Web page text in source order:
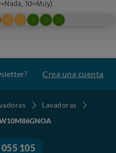
Crea una cuenta
Lavadoras
105